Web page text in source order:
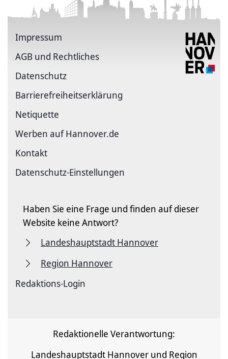
Impressum
AGB und Rechtliches
Datenschutz
Barriere­freiheits­erklärung
Netiquette
Werben auf Hannover.de
Kontakt
Datenschutz-Einstellungen
Haben Sie eine Frage und finden auf dieser
Website keine Antwort?
Landeshauptstadt Hannover
Region Hannover
Redaktions-Login
Redaktionelle Verantwortung:
Landeshauptstadt Hannover und Region